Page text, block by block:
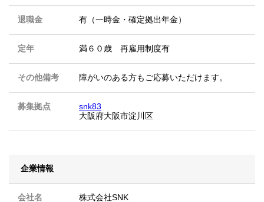
退職金 有（一時金・確定拠出年金）
定年 満６０歳 再雇用制度有
その他備考 障がいのある方もご応募いただけます。
募集拠点
snk83
大阪府大阪市淀川区
企業情報
会社名 株式会社SNK